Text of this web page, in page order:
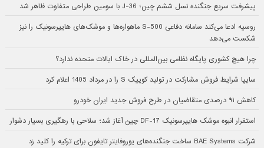
پیشرفت سریع جنگنده نسل ششم چین؛ J-36 با سومین طراحی متفاوت ظاهر شد
روسیه ادعا می‌کند سامانه دفاعی S-500 ماهواره‌ها و موشک‌های هایپرسونیک را نیز
شکست می‌دهد
چرا هیچ کشوری پایگاه نظامی بین‌المللی در خاک ایالات متحده ندارد؟
سایپا شرایط فروش مشارکت در تولید کوییک S را در مرداد 1405 اعلام کرد
کاهش ۹۱ درصدی متقاضیان در طرح فروش جدید ایران خودرو
استقرار انبوه موشک هایپرسونیک DF-17 چین آغاز شد؛ سلاحی با رهگیری بسیار دشوار
شرکت BAE Systems ساخت جنگنده‌های یوروفایتر تایفون برای ترکیه را کلید زد